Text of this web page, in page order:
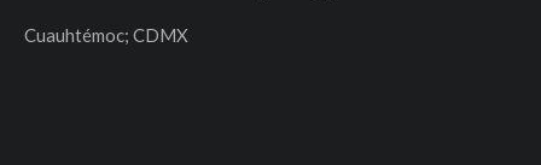
Cuauhtémoc; CDMX